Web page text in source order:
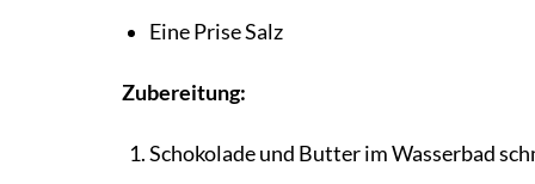
Eine Prise Salz
Zubereitung:
Schokolade und Butter im Wasserbad